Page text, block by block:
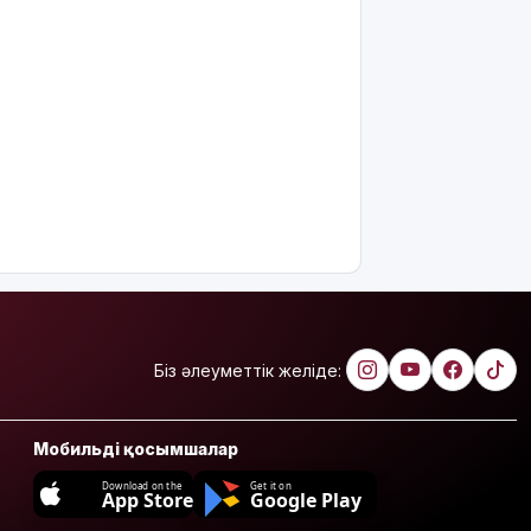
Біз әлеуметтік желіде:
Мобильді қосымшалар
Download on the
App Store
Get it on
Google Play